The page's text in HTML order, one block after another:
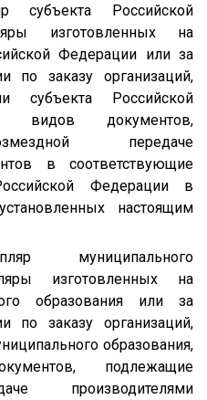
субъекта Российской
изготовленных на
Федерации или за
по заказу организаций,
субъекта Российской
видов документов,
передаче
в соответствующие
Федерации в
настоящим
муниципального
изготовленных на
образования или за
по заказу организаций,
образования,
подлежащие
производителями